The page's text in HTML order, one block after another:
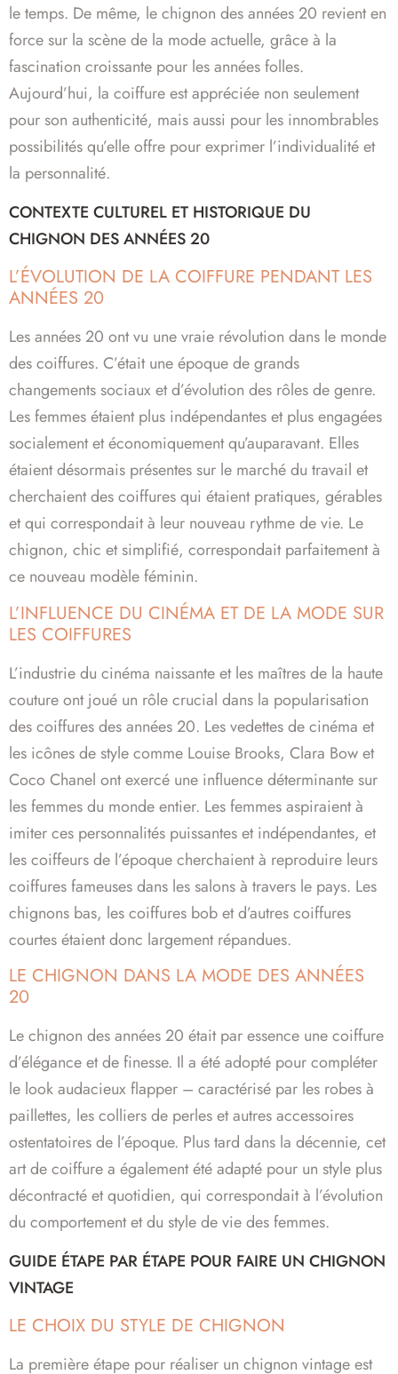
le temps. De même, le chignon des années 20 revient en
force sur la scène de la mode actuelle, grâce à la
fascination croissante pour les années folles.
Aujourd’hui, la coiffure est appréciée non seulement
pour son authenticité, mais aussi pour les innombrables
possibilités qu’elle offre pour exprimer l’individualité et
la personnalité.
CONTEXTE CULTUREL ET HISTORIQUE DU
CHIGNON DES ANNÉES 20
L’ÉVOLUTION DE LA COIFFURE PENDANT LES
ANNÉES 20
Les années 20 ont vu une vraie révolution dans le monde
des coiffures. C’était une époque de grands
changements sociaux et d’évolution des rôles de genre.
Les femmes étaient plus indépendantes et plus engagées
socialement et économiquement qu’auparavant. Elles
étaient désormais présentes sur le marché du travail et
cherchaient des coiffures qui étaient pratiques, gérables
et qui correspondait à leur nouveau rythme de vie. Le
chignon, chic et simplifié, correspondait parfaitement à
ce nouveau modèle féminin.
L’INFLUENCE DU CINÉMA ET DE LA MODE SUR
LES COIFFURES
L’industrie du cinéma naissante et les maîtres de la haute
couture ont joué un rôle crucial dans la popularisation
des coiffures des années 20. Les vedettes de cinéma et
les icônes de style comme Louise Brooks, Clara Bow et
Coco Chanel ont exercé une influence déterminante sur
les femmes du monde entier. Les femmes aspiraient à
imiter ces personnalités puissantes et indépendantes, et
les coiffeurs de l’époque cherchaient à reproduire leurs
coiffures fameuses dans les salons à travers le pays. Les
chignons bas, les coiffures bob et d’autres coiffures
courtes étaient donc largement répandues.
LE CHIGNON DANS LA MODE DES ANNÉES
20
Le chignon des années 20 était par essence une coiffure
d’élégance et de finesse. Il a été adopté pour compléter
le look audacieux flapper – caractérisé par les robes à
paillettes, les colliers de perles et autres accessoires
ostentatoires de l’époque. Plus tard dans la décennie, cet
art de coiffure a également été adapté pour un style plus
décontracté et quotidien, qui correspondait à l’évolution
du comportement et du style de vie des femmes.
GUIDE ÉTAPE PAR ÉTAPE POUR FAIRE UN CHIGNON
VINTAGE
LE CHOIX DU STYLE DE CHIGNON
La première étape pour réaliser un chignon vintage est